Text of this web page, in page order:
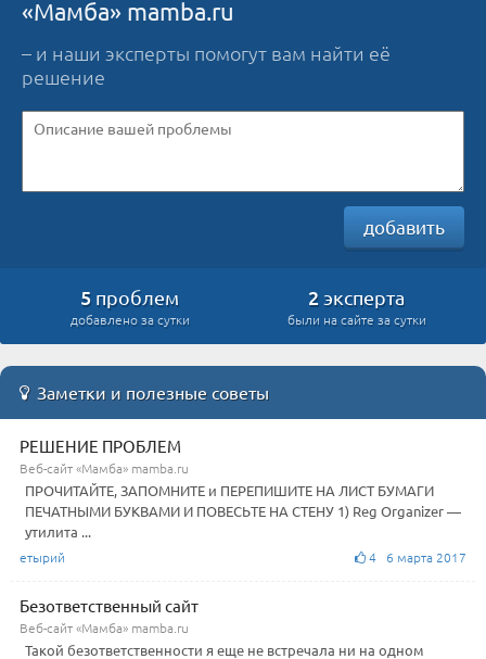
«Мамба» mamba.ru
– и наши эксперты помогут вам найти её
решение
добавить
5 проблем
добавлено за сутки
2 эксперта
были на сайте за сутки
Заметки и полезные советы
РЕШЕНИЕ ПРОБЛЕМ
Веб-сайт «Мамба» mamba.ru
ПРОЧИТАЙТЕ, ЗАПОМНИТЕ и ПЕРЕПИШИТЕ НА ЛИСТ БУМАГИ
ПЕЧАТНЫМИ БУКВАМИ И ПОВЕСЬТЕ НА СТЕНУ 1) Reg Organizer —
утилита ...
етырий 4 6 марта 2017
Безответственный сайт
Веб-сайт «Мамба» mamba.ru
Такой безответственности я еще не встречала ни на одном